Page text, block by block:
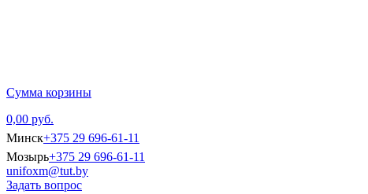
Сумма корзины
0,00 руб.
Минск+375 29 696-61-11
Мозырь+375 29 696-61-11
unifoxm@tut.by
Задать вопрос